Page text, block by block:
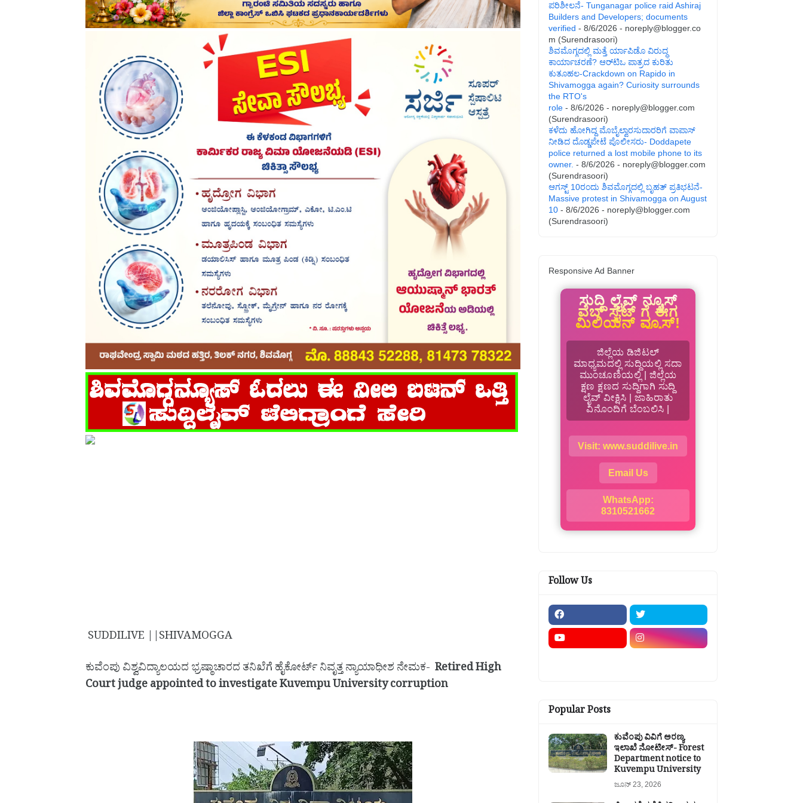
SUDDILIVE ||SHIVAMOGGA
ಕುವೆಂಪು ವಿಶ್ವವಿದ್ಯಾಲಯದ ಭ್ರಷ್ಠಾಚಾರದ ತನಿಖೆಗೆ ಹೈಕೋರ್ಟ್ ನಿವೃತ್ತ ನ್ಯಾಯಾಧೀಶ ನೇಮಕ- Retired High
Court judge appointed to investigate Kuvempu University corruption
ಪರಿಶೀಲನೆ- Tunganagar police raid Ashiraj
Builders and Developers; documents
verified - 8/6/2026 - noreply@blogger.co
m (Surendrasoori)
ಶಿವಮೊಗ್ಗದಲ್ಲಿ ಮತ್ತೆ ರ್ಯಾಪಿಡೊ ವಿರುದ್ಧ
ಕಾರ್ಯಾಚರಣೆ? ಆರ್‌ಟಿಒ ಪಾತ್ರದ ಕುರಿತು
ಕುತೂಹಲ-Crackdown on Rapido in
Shivamogga again? Curiosity surrounds
the RTO's
role - 8/6/2026 - noreply@blogger.com
(Surendrasoori)
ಕಳೆದು ಹೋಗಿದ್ದ ಮೊಬೈಲ್ವಾರಸುದಾರರಿಗೆ ವಾಪಾಸ್
ನೀಡಿದ ದೊಡ್ಡಪೇಟೆ ಪೊಲೀಸರು- Doddapete
police returned a lost mobile phone to its
owner. - 8/6/2026 - noreply@blogger.com
(Surendrasoori)
ಆಗಸ್ಟ್‌ 10ರಂದು ಶಿವಮೊಗ್ಗದಲ್ಲಿ ಬೃಹತ್ ಪ್ರತಿಭಟನೆ-
Massive protest in Shivamogga on August
10 - 8/6/2026 - noreply@blogger.com
(Surendrasoori)
Responsive Ad Banner
ಸುದ್ದಿ ಲೈವ್ ನ್ಯೂಸ್
ವೆಬ್ ಸೈಟ್ ಗೆ ಈಗ
ಮಿಲಿಯನ್ ವ್ಯೂಸ್!
ಜಿಲ್ಲೆಯ ಡಿಜಿಟಲ್
ಮಾಧ್ಯಮದಲ್ಲಿ ಸುದ್ದಿಯಲ್ಲಿ ಸದಾ
ಮುಂಚೂಣಿಯಲ್ಲಿ | ಜಿಲ್ಲೆಯ
ಕ್ಷಣ ಕ್ಷಣದ ಸುದ್ದಿಗಾಗಿ ಸುದ್ದಿ
ಲೈವ್ ವೀಕ್ಷಿಸಿ | ಜಾಹಿರಾತು
ವಿನೊಂದಿಗೆ ಬೆಂಬಲಿಸಿ |
Visit: www.suddilive.in
Email Us
WhatsApp:
8310521662
Follow Us
Popular Posts
ಕುವೆಂಪು ವಿವಿಗೆ ಅರಣ್ಯ
ಇಲಾಖೆ ನೋಟೀಸ್- Forest
Department notice to
Kuvempu University
ಜೂನ್ 23, 2026